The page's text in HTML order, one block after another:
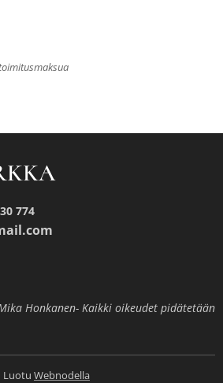
774
Honkanen- Kaikki oikeudet pidätetään
Luotu Webnodella